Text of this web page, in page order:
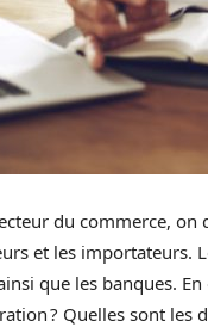
du commerce,
et les importateurs.
que les banques.
? Quelles sont les